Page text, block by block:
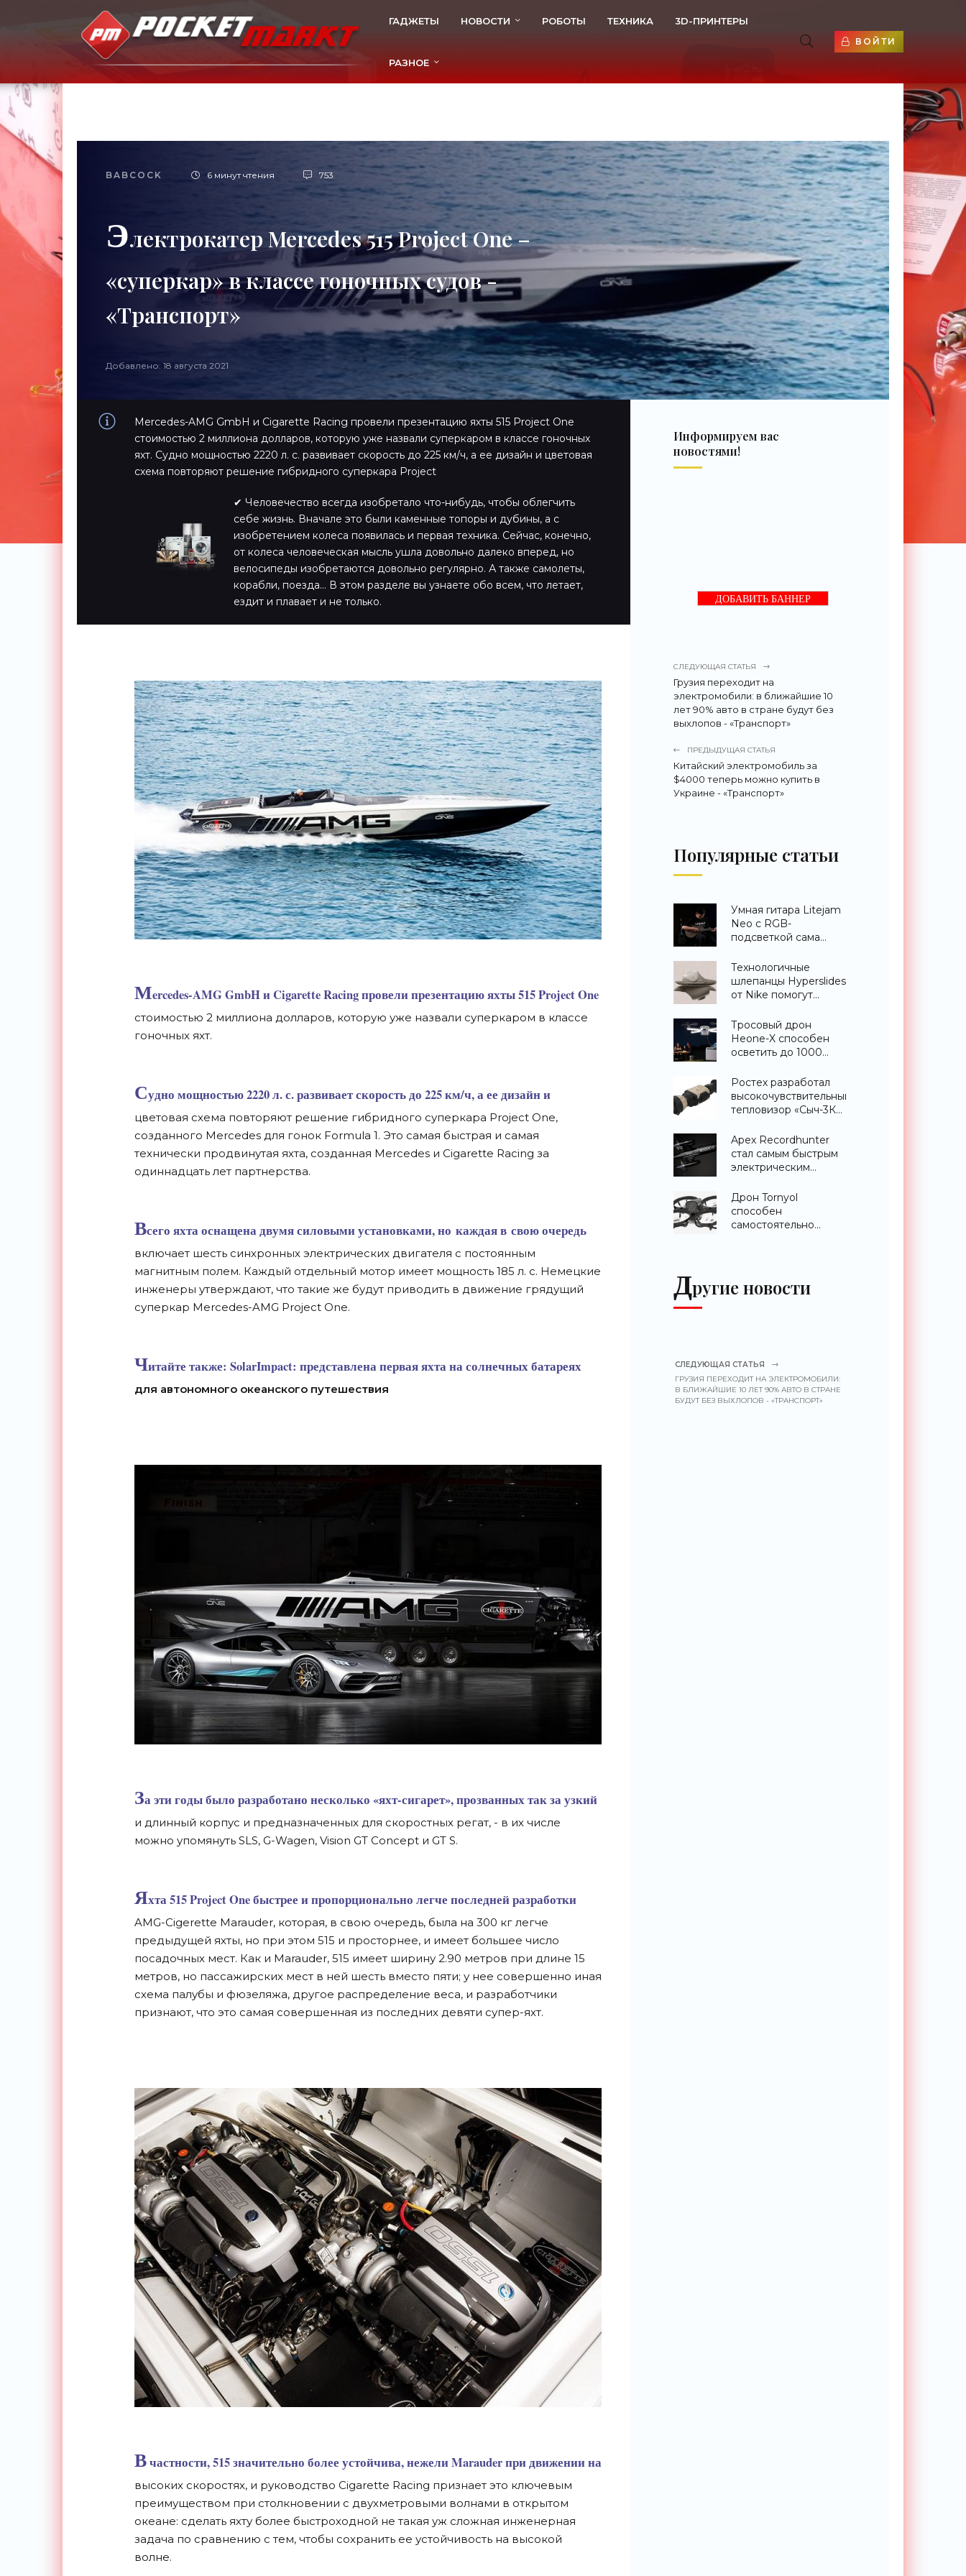
ГАДЖЕТЫ НОВОСТИ РОБОТЫ ТЕХНИКА 3D-ПРИНТЕРЫ
РАЗНОЕ
ВОЙТИ
BABCOCK 6 минут чтения 753
Электрокатер Mercedes 515 Project One –
«суперкар» в классе гоночных судов -
«Транспорт»
Добавлено: 18 августа 2021
Mercedes-AMG GmbH и Cigarette Racing провели презентацию яхты 515 Project One
стоимостью 2 миллиона долларов, которую уже назвали суперкаром в классе гоночных
яхт. Судно мощностью 2220 л. с. развивает скорость до 225 км/ч, а ее дизайн и цветовая
схема повторяют решение гибридного суперкара Project
✔ Человечество всегда изобретало что-нибудь, чтобы облегчить
себе жизнь. Вначале это были каменные топоры и дубины, а с
изобретением колеса появилась и первая техника. Сейчас, конечно,
от колеса человеческая мысль ушла довольно далеко вперед, но
велосипеды изобретаются довольно регулярно. А также самолеты,
корабли, поезда… В этом разделе вы узнаете обо всем, что летает,
ездит и плавает и не только.
Mercedes-AMG GmbH и Cigarette Racing провели презентацию яхты 515 Project One
стоимостью 2 миллиона долларов, которую уже назвали суперкаром в классе
гоночных яхт.
Судно мощностью 2220 л. с. развивает скорость до 225 км/ч, а ее дизайн и
цветовая схема повторяют решение гибридного суперкара Project One,
созданного Mercedes для гонок Formula 1. Это самая быстрая и самая
технически продвинутая яхта, созданная Mercedes и Cigarette Racing за
одиннадцать лет партнерства.
Всего яхта оснащена двумя силовыми установками, но каждая в свою очередь
включает шесть синхронных электрических двигателя с постоянным
магнитным полем. Каждый отдельный мотор имеет мощность 185 л. с. Немецкие
инженеры утверждают, что такие же будут приводить в движение грядущий
суперкар Mercedes-AMG Project One.
Читайте также: SolarImpact: представлена первая яхта на солнечных батареях
для автономного океанского путешествия
За эти годы было разработано несколько «яхт-сигарет», прозванных так за узкий
и длинный корпус и предназначенных для скоростных регат, - в их числе
можно упомянуть SLS, G-Wagen, Vision GT Concept и GT S.
Яхта 515 Project One быстрее и пропорционально легче последней разработки
AMG-Cigerette Marauder, которая, в свою очередь, была на 300 кг легче
предыдущей яхты, но при этом 515 и просторнее, и имеет большее число
посадочных мест. Как и Marauder, 515 имеет ширину 2.90 метров при длине 15
метров, но пассажирских мест в ней шесть вместо пяти; у нее совершенно иная
схема палубы и фюзеляжа, другое распределение веса, и разработчики
признают, что это самая совершенная из последних девяти супер-яхт.
Вчастности, 515 значительно более устойчива, нежели Marauder при движении на
высоких скоростях, и руководство Cigarette Racing признает это ключевым
преимуществом при столкновении с двухметровыми волнами в открытом
океане: сделать яхту более быстроходной не такая уж сложная инженерная
задача по сравнению с тем, чтобы сохранить ее устойчивость на высокой
волне.
Информируем вас
новостями!
ДОБАВИТЬ БАННЕР
СЛЕДУЮЩАЯ СТАТЬЯ
Грузия переходит на
электромобили: в ближайшие 10
лет 90% авто в стране будут без
выхлопов - «Транспорт»
ПРЕДЫДУЩАЯ СТАТЬЯ
Китайский электромобиль за
$4000 теперь можно купить в
Украине - «Транспорт»
Популярные статьи
Умная гитара Litejam
Neo с RGB-
подсветкой сама
«Гаджеты»
Технологичные
шлепанцы Hyperslides
от Nike помогут
ноги после
тренировки -
«Гаджеты»
Тросовый дрон
Heone-X способен
осветить до 1000
земли -
«Беспилотники»
Ростех разработал
высокочувствительный
тепловизор «Сыч-3К»
распознавания до 2
км - «Гаджеты»
Apex Recordhunter
стал самым быстрым
электрическим
«Беспилотники»
Дрон Tornyol
способен
самостоятельно
Другие новости
СЛЕДУЮЩАЯ СТАТЬЯ
ГРУЗИЯ ПЕРЕХОДИТ НА ЭЛЕКТРОМОБИЛИ:
В БЛИЖАЙШИЕ 10 ЛЕТ 90% АВТО В СТРАНЕ
БУДУТ БЕЗ ВЫХЛОПОВ - «ТРАНСПОРТ»